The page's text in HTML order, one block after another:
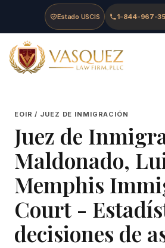
Skip to main content
Skip to navigation
Skip to footer
Estado USCIS 1-844-967-
Vasquez Law Firm - Home
EOIR / JUEZ DE INMIGRACIÓN
Juez de
Maldonado,
Memphis
Court -
decisiones de